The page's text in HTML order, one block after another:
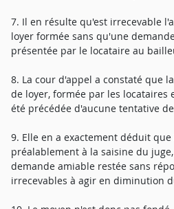
7. Il en résulte qu'est irrecevable
loyer formée sans qu'une
présentée par le locataire au
8. La cour d'appel a constaté que
de loyer, formée par les locataires
été précédée d'aucune tentative
9. Elle en a exactement déduit
préalablement à la saisine du
demande amiable restée sans
irrecevables à agir en diminution